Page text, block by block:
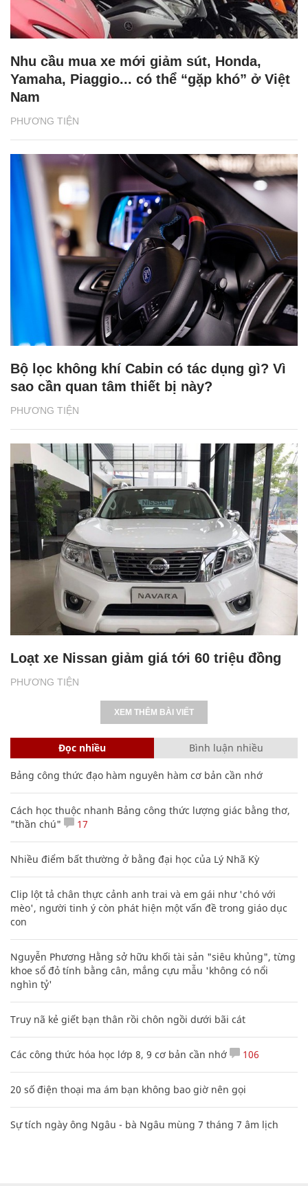
PHƯƠNG TIỆN
Nhu cầu mua xe mới giảm sút, Honda,
Yamaha, Piaggio... có thể “gặp khó” ở Việt
Nam
PHƯƠNG TIỆN
Bộ lọc không khí Cabin có tác dụng gì? Vì
sao cần quan tâm thiết bị này?
PHƯƠNG TIỆN
Loạt xe Nissan giảm giá tới 60 triệu đồng
XEM THÊM BÀI VIẾT
Đọc nhiều Bình luận nhiều
Bảng công thức đạo hàm nguyên hàm cơ bản cần nhớ
Cách học thuộc nhanh Bảng công thức lượng giác bằng thơ,
"thần chú"
17
Nhiều điểm bất thường ở bằng đại học của Lý Nhã Kỳ
Clip lột tả chân thực cảnh anh trai và em gái như 'chó với
mèo', người tinh ý còn phát hiện một vấn đề trong giáo dục
con
Nguyễn Phương Hằng sở hữu khối tài sản "siêu khủng", từng
khoe sổ đỏ tính bằng cân, mắng cựu mẫu 'không có nổi
nghìn tỷ'
Truy nã kẻ giết bạn thân rồi chôn ngồi dưới bãi cát
Các công thức hóa học lớp 8, 9 cơ bản cần nhớ 106
20 số điện thoại ma ám bạn không bao giờ nên gọi
Sự tích ngày ông Ngâu - bà Ngâu mùng 7 tháng 7 âm lịch